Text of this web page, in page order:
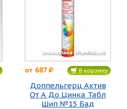
от 687 В корзину
Доппельгерц Актив
От А До Цинка Табл
Шип №15 Бад